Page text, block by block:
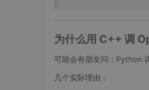
为什么用 C++ 调
可能会有朋友问：Python
几个实际理由：